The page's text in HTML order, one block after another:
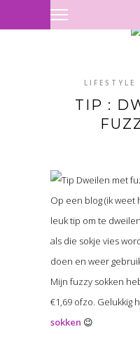
LIFESTYLE
TIP :
Op een blog (ik weet
leuk tip om te
als die sokje vies
doen en weer
Mijn fuzzy sokken
€1,69 ofzo. Gelukkig
sokken 😉